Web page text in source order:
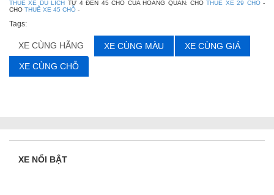
THUE XE DU LICH TỪ 4 ĐẾN 45 CHỖ CỦA HOÀNG QUÂN: CHOTHUE XE 29 CHO-
CHO THUÊ XE 45 CHỖ -
Tags:
XE CÙNG HÃNG XE CÙNG MÀU XE CÙNG GIÁ
XE CÙNG CHỖ
XE NỔI BẬT